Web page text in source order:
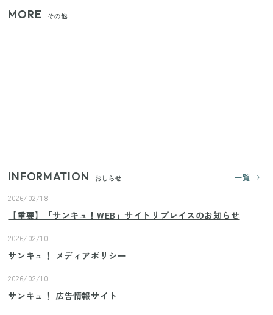
MORE その他
INFORMATION おしらせ
一覧
2026/02/18
【重要】「サンキュ！WEB」サイトリプレイスのお知らせ
2026/02/10
サンキュ！ メディアポリシー
2026/02/10
サンキュ！ 広告情報サイト